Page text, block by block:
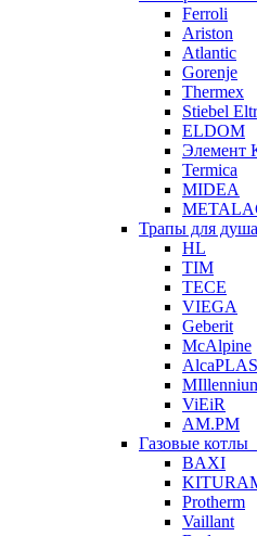
Ferroli
Ariston
Atlantic
Gorenje
Thermex
Stiebel
ELDOM
Элемент
Termica
MIDEA
Трапы для душа
HL
TIM
TECE
VIEGA
Geberit
McAlpine
ViEiR
AM.PM
Газовые котлы
BAXI
Protherm
Vaillant